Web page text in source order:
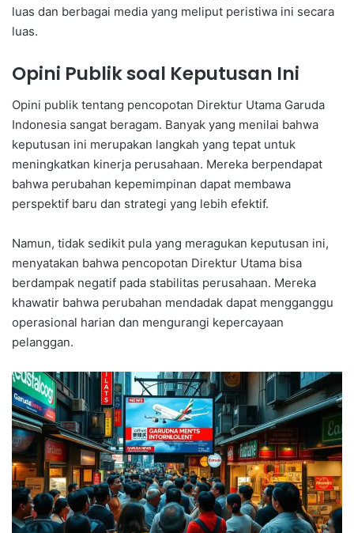
luas dan berbagai media yang meliput peristiwa ini secara
luas.
Opini Publik soal Keputusan Ini
Opini publik tentang pencopotan Direktur Utama Garuda
Indonesia sangat beragam. Banyak yang menilai bahwa
keputusan ini merupakan langkah yang tepat untuk
meningkatkan kinerja perusahaan. Mereka berpendapat
bahwa perubahan kepemimpinan dapat membawa
perspektif baru dan strategi yang lebih efektif.
Namun, tidak sedikit pula yang meragukan keputusan ini,
menyatakan bahwa pencopotan Direktur Utama bisa
berdampak negatif pada stabilitas perusahaan. Mereka
khawatir bahwa perubahan mendadak dapat mengganggu
operasional harian dan mengurangi kepercayaan
pelanggan.